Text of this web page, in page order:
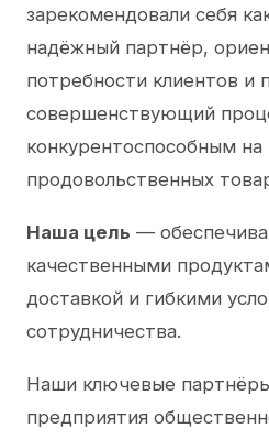
зарекомендовали себя
надёжный партнёр,
потребности клиентов и
совершенствующий
конкурентоспособным на
продовольственных
Наша цель —
качественными
доставкой и гибкими
сотрудничества.
Наши ключевые
предприятия